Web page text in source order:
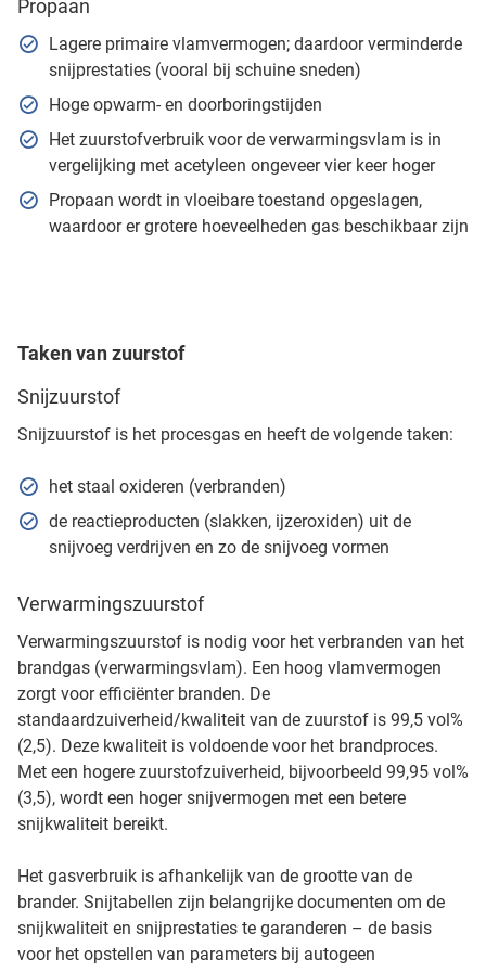
Propaan
Lagere primaire vlamvermogen; daardoor verminderde
snijprestaties (vooral bij schuine sneden)
Hoge opwarm- en doorboringstijden
Het zuurstofverbruik voor de verwarmingsvlam is in
vergelijking met acetyleen ongeveer vier keer hoger
Propaan wordt in vloeibare toestand opgeslagen,
waardoor er grotere hoeveelheden gas beschikbaar zijn
Taken van zuurstof
Snijzuurstof
Snijzuurstof is het procesgas en heeft de volgende taken:
het staal oxideren (verbranden)
de reactieproducten (slakken, ijzeroxiden) uit de
snijvoeg verdrijven en zo de snijvoeg vormen
Verwarmingszuurstof
Verwarmingszuurstof is nodig voor het verbranden van het
brandgas (verwarmingsvlam). Een hoog vlamvermogen
zorgt voor efficiënter branden. De
standaardzuiverheid/kwaliteit van de zuurstof is 99,5 vol%
(2,5). Deze kwaliteit is voldoende voor het brandproces.
Met een hogere zuurstofzuiverheid, bijvoorbeeld 99,95 vol%
(3,5), wordt een hoger snijvermogen met een betere
snijkwaliteit bereikt.
Het gasverbruik is afhankelijk van de grootte van de
brander. Snijtabellen zijn belangrijke documenten om de
snijkwaliteit en snijprestaties te garanderen – de basis
voor het opstellen van parameters bij autogeen